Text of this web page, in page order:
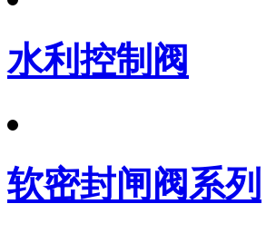
水利控制阀
软密封闸阀系列